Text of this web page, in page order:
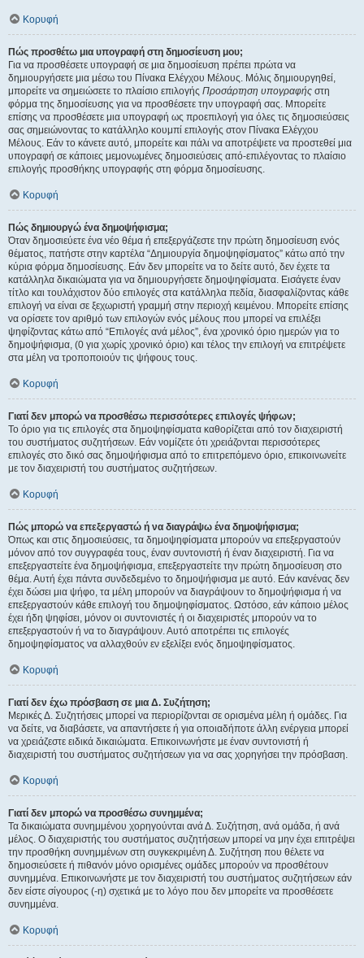
Κορυφή
Πώς προσθέτω μια υπογραφή στη δημοσίευση μου;
Για να προσθέσετε υπογραφή σε μια δημοσίευση πρέπει πρώτα να
δημιουργήσετε μια μέσω του Πίνακα Ελέγχου Μέλους. Μόλις δημιουργηθεί,
μπορείτε να σημειώσετε το πλαίσιο επιλογής Προσάρτηση υπογραφής στη
φόρμα της δημοσίευσης για να προσθέσετε την υπογραφή σας. Μπορείτε
επίσης να προσθέσετε μια υπογραφή ως προεπιλογή για όλες τις δημοσιεύσεις
σας σημειώνοντας το κατάλληλο κουμπί επιλογής στον Πίνακα Ελέγχου
Μέλους. Εάν το κάνετε αυτό, μπορείτε και πάλι να αποτρέψετε να προστεθεί μια
υπογραφή σε κάποιες μεμονωμένες δημοσιεύσεις από-επιλέγοντας το πλαίσιο
επιλογής προσθήκης υπογραφής στη φόρμα δημοσίευσης.
Κορυφή
Πώς δημιουργώ ένα δημοψήφισμα;
Όταν δημοσιεύετε ένα νέο θέμα ή επεξεργάζεστε την πρώτη δημοσίευση ενός
θέματος, πατήστε στην καρτέλα “Δημιουργία δημοψηφίσματος” κάτω από την
κύρια φόρμα δημοσίευσης. Εάν δεν μπορείτε να το δείτε αυτό, δεν έχετε τα
κατάλληλα δικαιώματα για να δημιουργήσετε δημοψηφίσματα. Εισάγετε έναν
τίτλο και τουλάχιστον δύο επιλογές στα κατάλληλα πεδία, διασφαλίζοντας κάθε
επιλογή να είναι σε ξεχωριστή γραμμή στην περιοχή κειμένου. Μπορείτε επίσης
να ορίσετε τον αριθμό των επιλογών ενός μέλους που μπορεί να επιλέξει
ψηφίζοντας κάτω από “Επιλογές ανά μέλος”, ένα χρονικό όριο ημερών για το
δημοψήφισμα, (0 για χωρίς χρονικό όριο) και τέλος την επιλογή να επιτρέψετε
στα μέλη να τροποποιούν τις ψήφους τους.
Κορυφή
Γιατί δεν μπορώ να προσθέσω περισσότερες επιλογές ψήφων;
Το όριο για τις επιλογές στα δημοψηφίσματα καθορίζεται από τον διαχειριστή
του συστήματος συζητήσεων. Εάν νομίζετε ότι χρειάζονται περισσότερες
επιλογές στο δικό σας δημοψήφισμα από το επιτρεπόμενο όριο, επικοινωνείτε
με τον διαχειριστή του συστήματος συζητήσεων.
Κορυφή
Πώς μπορώ να επεξεργαστώ ή να διαγράψω ένα δημοψήφισμα;
Όπως και στις δημοσιεύσεις, τα δημοψηφίσματα μπορούν να επεξεργαστούν
μόνον από τον συγγραφέα τους, έναν συντονιστή ή έναν διαχειριστή. Για να
επεξεργαστείτε ένα δημοψήφισμα, επεξεργαστείτε την πρώτη δημοσίευση στο
θέμα. Αυτή έχει πάντα συνδεδεμένο το δημοψήφισμα με αυτό. Εάν κανένας δεν
έχει δώσει μια ψήφο, τα μέλη μπορούν να διαγράψουν το δημοψήφισμα ή να
επεξεργαστούν κάθε επιλογή του δημοψηφίσματος. Ωστόσο, εάν κάποιο μέλος
έχει ήδη ψηφίσει, μόνον οι συντονιστές ή οι διαχειριστές μπορούν να το
επεξεργαστούν ή να το διαγράψουν. Αυτό αποτρέπει τις επιλογές
δημοψηφίσματος να αλλαχθούν εν εξελίξει ενός δημοψηφίσματος.
Κορυφή
Γιατί δεν έχω πρόσβαση σε μια Δ. Συζήτηση;
Μερικές Δ. Συζητήσεις μπορεί να περιορίζονται σε ορισμένα μέλη ή ομάδες. Για
να δείτε, να διαβάσετε, να απαντήσετε ή για οποιαδήποτε άλλη ενέργεια μπορεί
να χρειάζεστε ειδικά δικαιώματα. Επικοινωνήστε με έναν συντονιστή ή
διαχειριστή του συστήματος συζητήσεων για να σας χορηγήσει την πρόσβαση.
Κορυφή
Γιατί δεν μπορώ να προσθέσω συνημμένα;
Τα δικαιώματα συνημμένου χορηγούνται ανά Δ. Συζήτηση, ανά ομάδα, ή ανά
μέλος. Ο διαχειριστής του συστήματος συζητήσεων μπορεί να μην έχει επιτρέψει
την προσθήκη συνημμένων στη συγκεκριμένη Δ. Συζήτηση που θέλετε να
δημοσιεύσετε ή πιθανόν μόνο ορισμένες ομάδες μπορούν να προσθέτουν
συνημμένα. Επικοινωνήστε με τον διαχειριστή του συστήματος συζητήσεων εάν
δεν είστε σίγουρος (-η) σχετικά με το λόγο που δεν μπορείτε να προσθέσετε
συνημμένα.
Κορυφή